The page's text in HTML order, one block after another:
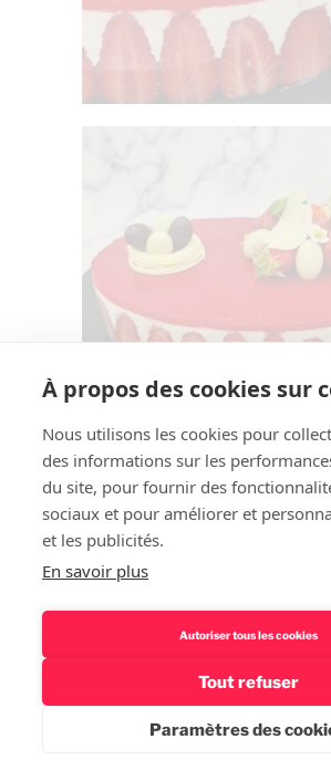
À propos des cookies sur
Nous utilisons les cookies pour
des informations sur les
du site, pour fournir des
sociaux et pour améliorer et
et les publicités.
En savoir plus
Autoriser tous les cookies
Tout refuser
Paramètres des